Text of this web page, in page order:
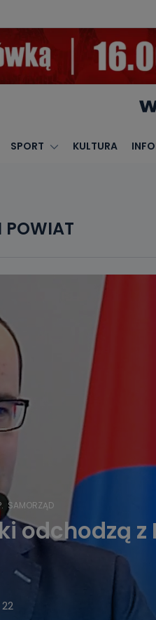
SPORT KULTURA
POWIAT
SAMORZĄD
odchodzą
22